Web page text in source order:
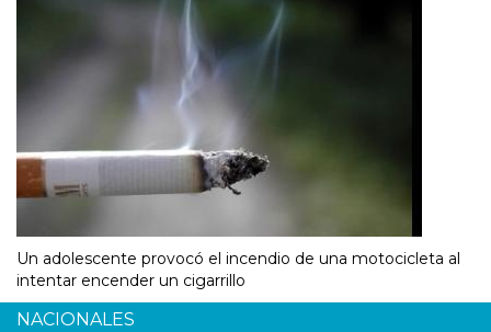
Un adolescente provocó el incendio de una motocicleta al
intentar encender un cigarrillo
NACIONALES